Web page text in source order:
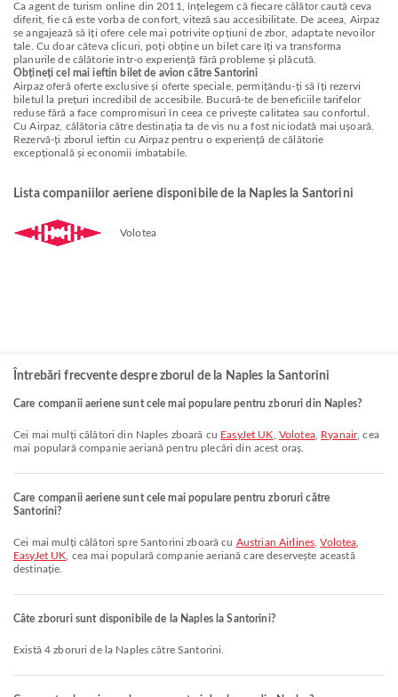
Ca agent de turism online din 2011, înțelegem că fiecare călător caută ceva
diferit, fie că este vorba de confort, viteză sau accesibilitate. De aceea, Airpaz
se angajează să îți ofere cele mai potrivite opțiuni de zbor, adaptate nevoilor
tale. Cu doar câteva clicuri, poți obține un bilet care îți va transforma
planurile de călătorie într-o experiență fără probleme și plăcută.
Obțineți cel mai ieftin bilet de avion către Santorini
Airpaz oferă oferte exclusive și oferte speciale, permițându-ți să îți rezervi
biletul la prețuri incredibil de accesibile. Bucură-te de beneficiile tarifelor
reduse fără a face compromisuri în ceea ce privește calitatea sau confortul.
Cu Airpaz, călătoria către destinația ta de vis nu a fost niciodată mai ușoară.
Rezervă-ți zborul ieftin cu Airpaz pentru o experiență de călătorie
excepțională și economii imbatabile.
Lista companiilor aeriene disponibile de la Naples la Santorini
Volotea
Întrebări frecvente despre zborul de la Naples la Santorini
Care companii aeriene sunt cele mai populare pentru zboruri din Naples?
Cei mai mulți călători din Naples zboară cu EasyJet UK Volotea, Ryanair, cea
mai populară companie aeriană pentru plecări din acest oraș.
Care companii aeriene sunt cele mai populare pentru zboruri către
Santorini?
Cei mai mulți călători spre Santorini zboară cu Austrian Airlines ,Volotea
EasyJet UK , cea mai populară companie aeriană care deservește această
destinație.
Câte zboruri sunt disponibile de la Naples la Santorini?
Există 4 zboruri de la Naples către Santorini.